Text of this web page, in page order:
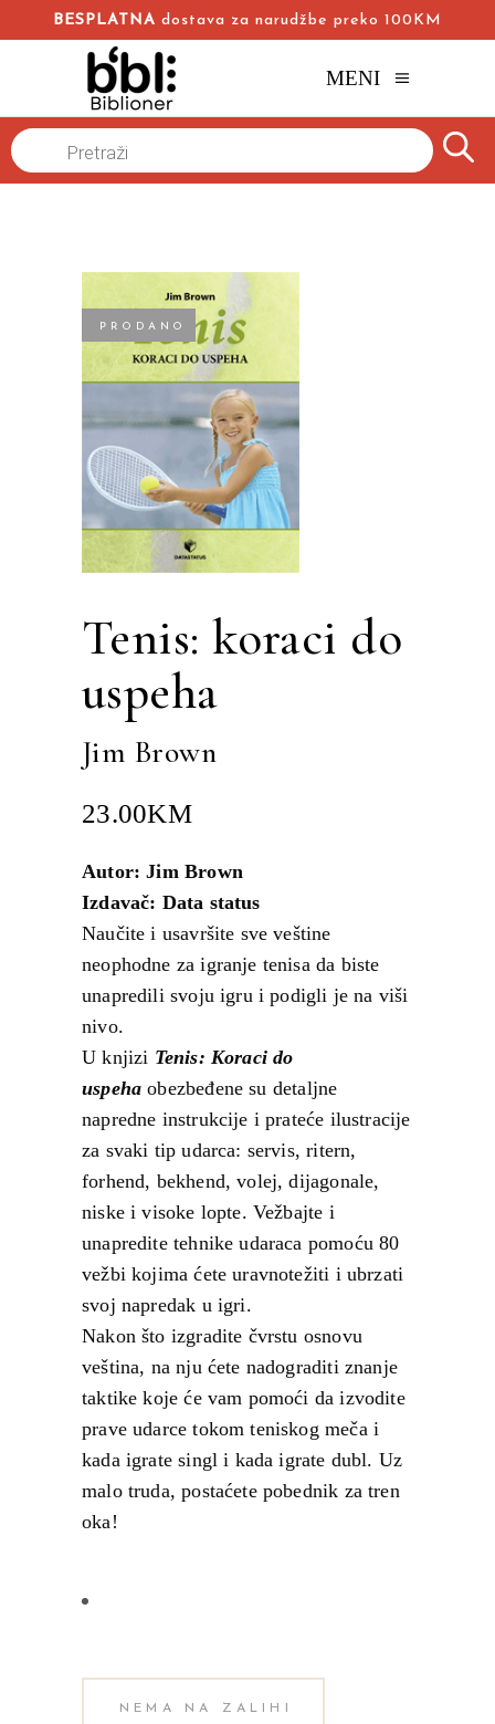
BESPLATNA dostava za narudžbe preko 100KM
MENI
Products
search
PRODANO
Tenis: koraci do
uspeha
Jim Brown
23.00KM
Autor: Jim Brown
Izdavač: Data status
Naučite i usavršite sve veštine
neophodne za igranje tenisa da biste
unapredili svoju igru i podigli je na viši
nivo.
U knjizi Tenis: Koraci do
uspeha obezbeđene su detaljne
napredne instrukcije i prateće ilustracije
za svaki tip udarca: servis, ritern,
forhend, bekhend, volej, dijagonale,
niske i visoke lopte. Vežbajte i
unapredite tehnike udaraca pomoću 80
vežbi kojima ćete uravnotežiti i ubrzati
svoj napredak u igri.
Nakon što izgradite čvrstu osnovu
veština, na nju ćete nadograditi znanje
taktike koje će vam pomoći da izvodite
prave udarce tokom teniskog meča i
kada igrate singl i kada igrate dubl. Uz
malo truda, postaćete pobednik za tren
oka!
NEMA NA ZALIHI